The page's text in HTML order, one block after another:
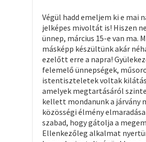
Végül hadd emeljem ki e mai
jelképes mivoltát is! Hiszen
ünnep, március 15-e van ma.
másképp készültünk akár
ezelőtt erre a napra!
felemelő ünnepségek,
istentiszteletek voltak
amelyek megtartásáról
kellett mondanunk a járvány
közösségi élmény
szabad, hogy gátolja a
Ellenkezőleg alkalmat